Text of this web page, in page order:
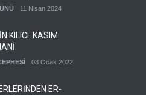
11 Nisan 2024
KILICI: KASIM
03 Ocak 2022
ER-